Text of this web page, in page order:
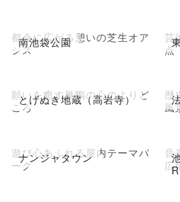
南池袋公園
都会に広がる憩いの芝生オア
シス
芸
点
とげぬき地蔵（高岩寺）
願いを癒す巣鴨の心のよりど
ころ
歴
風
ナンジャタウン
遊び心あふれる屋内テーマパ
ーク
音
広